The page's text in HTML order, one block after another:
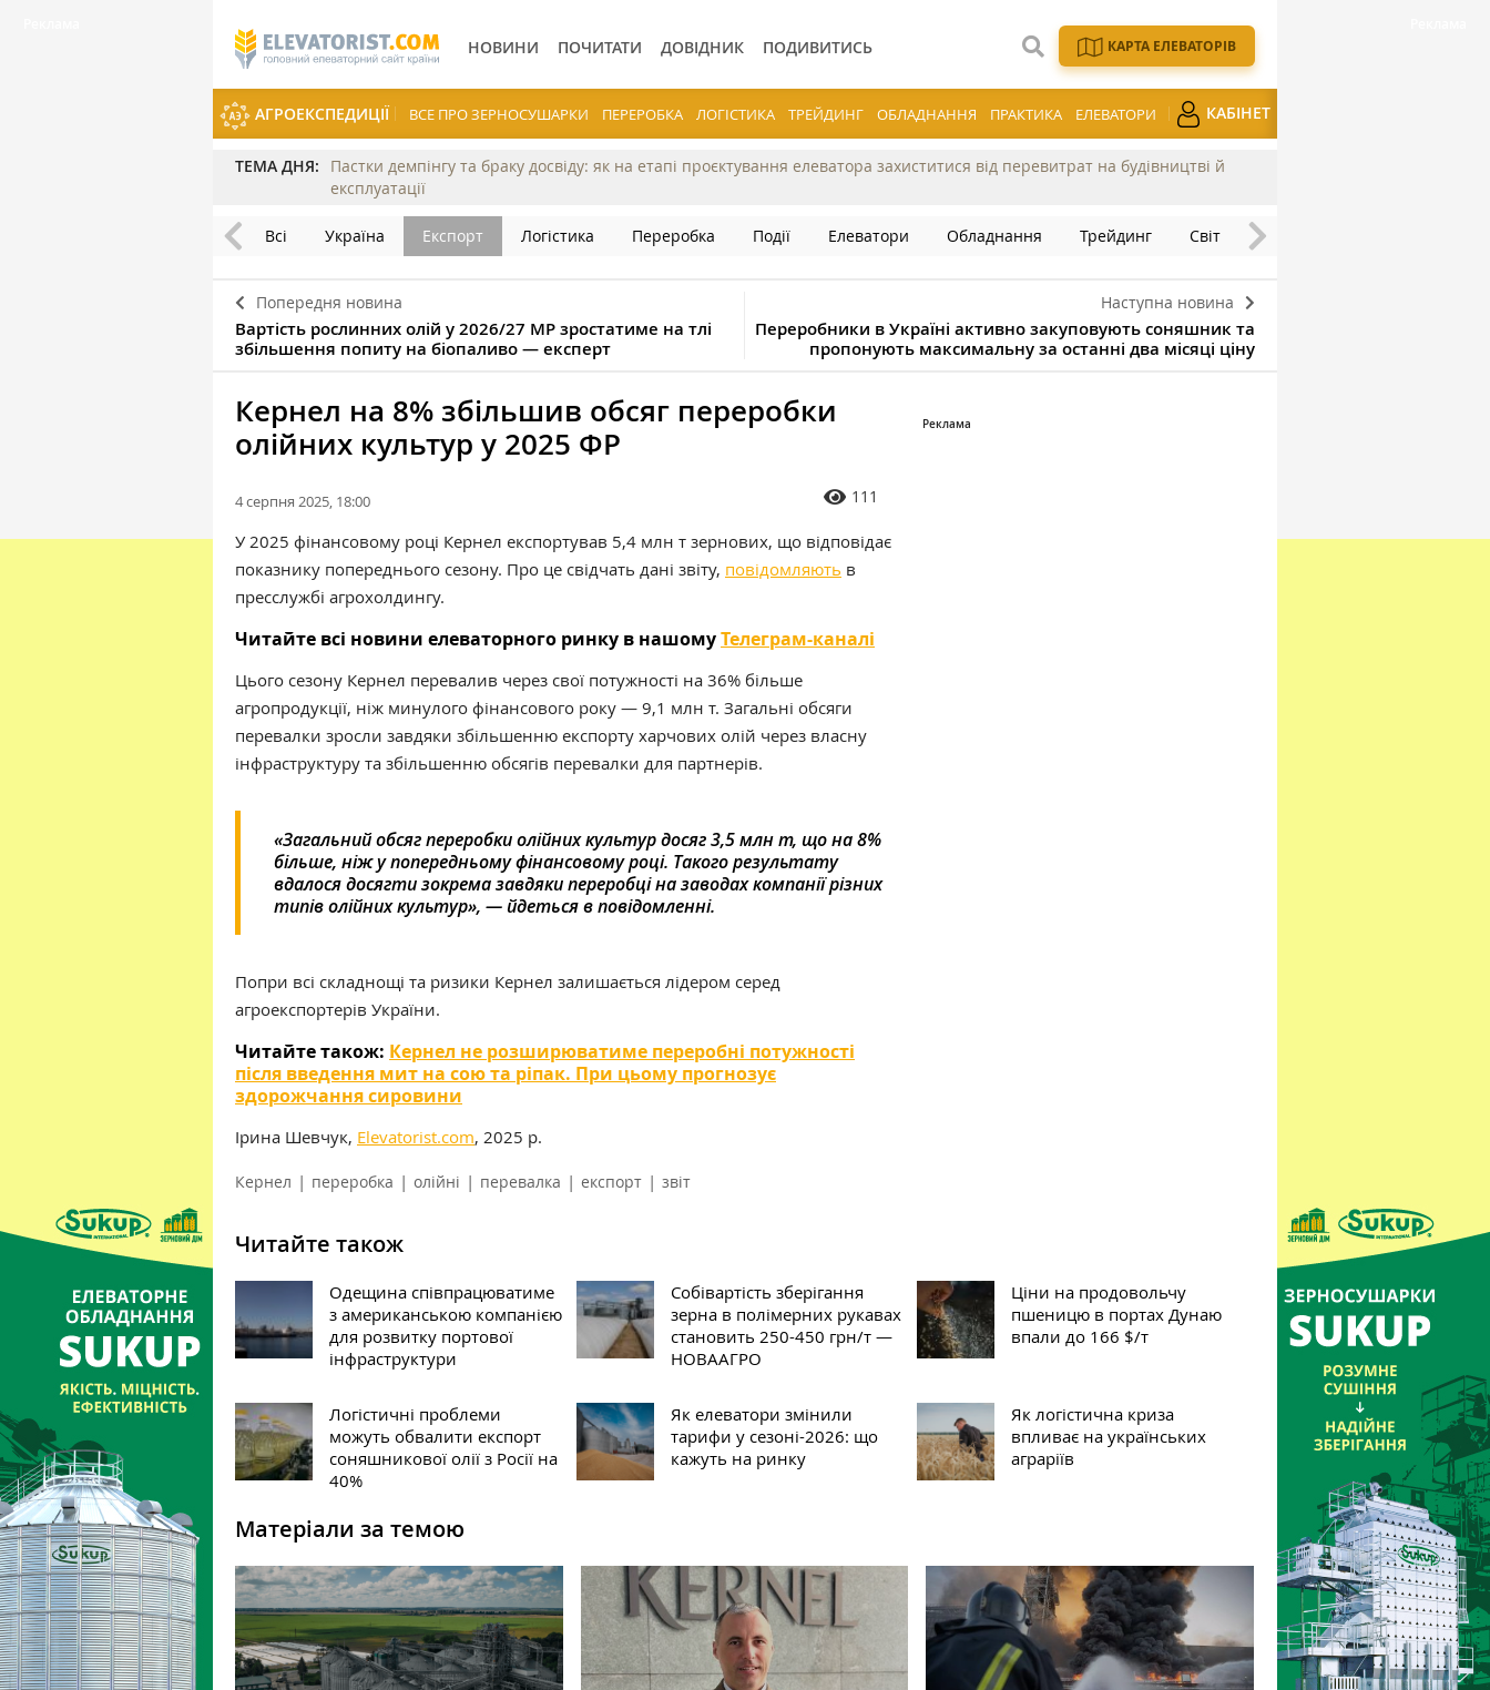
НОВИНИ ПОЧИТАТИ ДОВІДНИК ПОДИВИТИСЬ КАРТА ЕЛЕВАТОРІВ
АГРОЕКСПЕДИЦІЇ ВСЕ ПРО ЗЕРНОСУШАРКИ ПЕРЕРОБКА ЛОГІСТИКА ТРЕЙДИНГ ОБЛАДНАННЯ ПРАКТИКА ЕЛЕВАТОРИ КАБІНЕТ
ТЕМА ДНЯ:
Пастки демпінгу та браку досвіду: як на етапі проєктування елеватора захиститися від перевитрат на будівництві й
експлуатації
Всі Україна Експорт Логістика Переробка Події Елеватори Обладнання Трейдинг Світ
Попередня новина
Вартість рослинних олій у 2026/27 МР зростатиме на тлі
збільшення попиту на біопаливо — експерт
Наступна новина
Переробники в Україні активно закуповують соняшник та
пропонують максимальну за останні два місяці ціну
Кернел на 8% збільшив обсяг переробки
олійних культур у 2025 ФР
4 серпня 2025, 18:00 111
У 2025 фінансовому році Кернел експортував 5,4 млн т зернових, що відповідає
показнику попереднього сезону. Про це свідчать дані звіту, повідомляють в
пресслужбі агрохолдингу.
Читайте всі новини елеваторного ринку в нашомуТелеграм-каналі
Цього сезону Кернел перевалив через свої потужності на 36% більше
агропродукції, ніж минулого фінансового року — 9,1 млн т. Загальні обсяги
перевалки зросли завдяки збільшенню експорту харчових олій через власну
інфраструктуру та збільшенню обсягів перевалки для партнерів.
«Загальний обсяг переробки олійних культур досяг 3,5 млн т, що на 8%
більше, ніж у попередньому фінансовому році. Такого результату
вдалося досягти зокрема завдяки переробці на заводах компанії різних
типів олійних культур», — йдеться в повідомленні.
Попри всі складнощі та ризики Кернел залишається лідером серед
агроекспортерів України.
Читайте також: Кернел не розширюватиме переробні потужності
після введення мит на сою та ріпак. При цьому прогнозує
здорожчання сировини
Ірина Шевчук, Elevatorist.com, 2025 р.
Кернел | переробка | олійні | перевалка | експорт | звіт
Читайте також
Одещина співпрацюватиме
з американською компанією
для розвитку портової
інфраструктури
Собівартість зберігання
зерна в полімерних рукавах
становить 250-450 грн/т —
НОВААГРО
Ціни на продовольчу
пшеницю в портах Дунаю
впали до 166 $/т
Логістичні проблеми
можуть обвалити експорт
соняшникової олії з Росії на
40%
Як елеватори змінили
тарифи у сезоні-2026: що
кажуть на ринку
Як логістична криза
впливає на українських
аграріїв
Матеріали за темою